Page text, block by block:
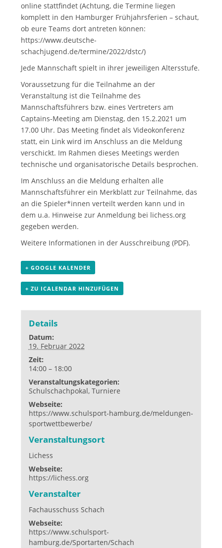
online stattfindet (Achtung, die Termine liegen
komplett in den Hamburger Frühjahrsferien – schaut,
ob eure Teams dort antreten können:
https://www.deutsche-
schachjugend.de/termine/2022/dstc/)
Jede Mannschaft spielt in ihrer jeweiligen Altersstufe.
Voraussetzung für die Teilnahme an der
Veranstaltung ist die Teilnahme des
Mannschaftsführers bzw. eines Vertreters am
Captains-Meeting am Dienstag, den 15.2.2021 um
17.00 Uhr. Das Meeting findet als Videokonferenz
statt, ein Link wird im Anschluss an die Meldung
verschickt. Im Rahmen dieses Meetings werden
technische und organisatorische Details besprochen.
Im Anschluss an die Meldung erhalten alle
Mannschaftsführer ein Merkblatt zur Teilnahme, das
an die Spieler*innen verteilt werden kann und in
dem u.a. Hinweise zur Anmeldung bei lichess.org
gegeben werden.
Weitere Informationen in derAusschreibung (PDF).
+ GOOGLE KALENDER
+ ZU ICALENDAR HINZUFÜGEN
Details
Datum:
19. Februar 2022
Zeit:
14:00 – 18:00
Veranstaltungskategorien:
Schulschachpokal, Turniere
Webseite:
https://www.schulsport-hamburg.de/meldungen-
sportwettbewerbe/
Veranstaltungsort
Lichess
Webseite:
https://lichess.org
Veranstalter
Fachausschuss Schach
Webseite:
https://www.schulsport-
hamburg.de/Sportarten/Schach